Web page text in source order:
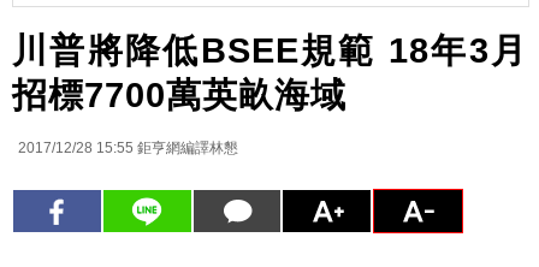
川普將降低BSEE規範 18年3月
招標7700萬英畝海域
2017/12/28 15:55 鉅亨網編譯林懇